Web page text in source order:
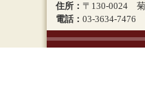
住所： 〒130-0024
電話： 03-3634-7476